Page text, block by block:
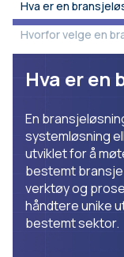
Hva er en
Hva er en
En
systemløsning
utviklet for å
bestemt
verktøy og
håndtere unike
bestemt sektor.
Hvorfor velge en